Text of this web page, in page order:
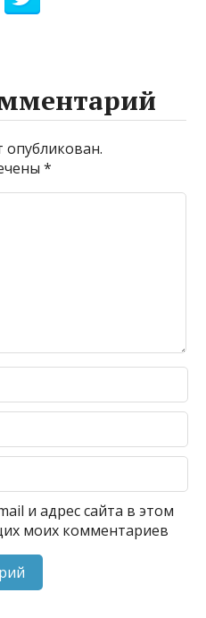
опубликован.
*
и адрес сайта в этом
моих комментариев